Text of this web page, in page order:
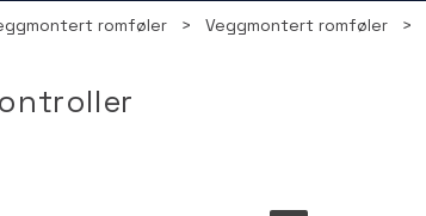
romføler > Veggmontert romføler >